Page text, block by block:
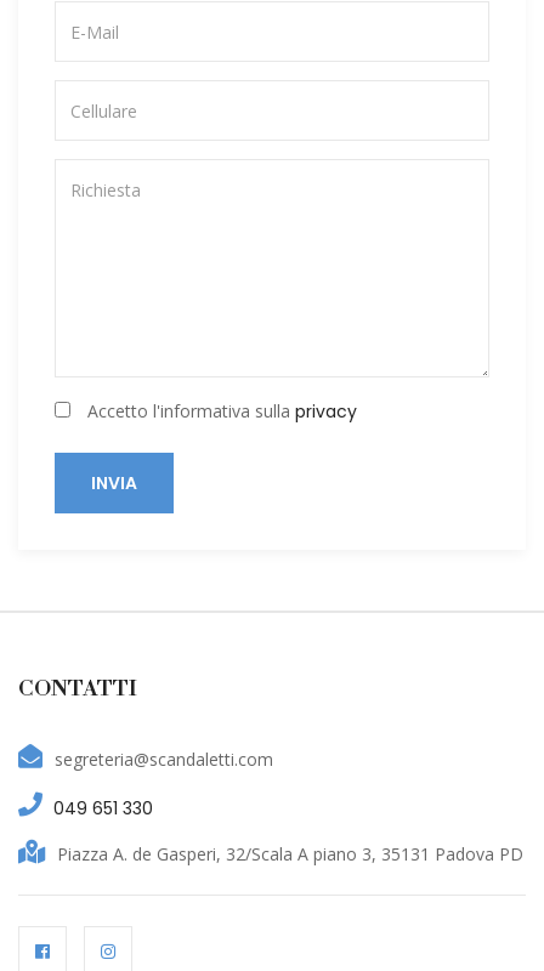
Accetto l'informativa sulla privacy
INVIA
CONTATTI
segreteria@scandaletti.com
049 651 330
Piazza A. de Gasperi, 32/Scala A piano 3, 35131 Padova PD